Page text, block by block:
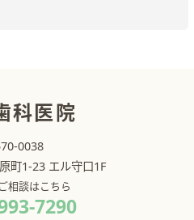
科医院
0038
町1-23 エル守口1F
相談はこちら
7290